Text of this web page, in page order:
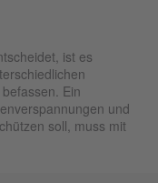
ist es
Ein
und
soll, muss mit